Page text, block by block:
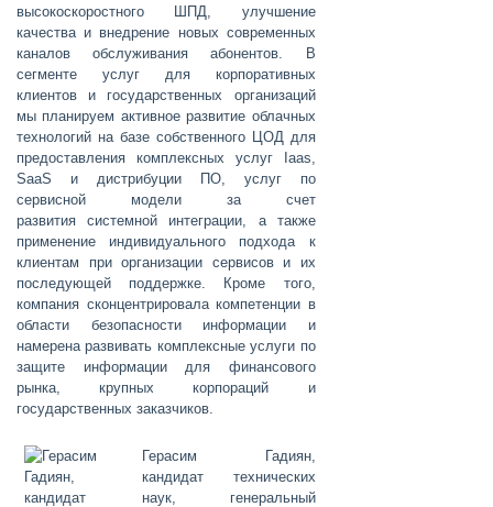
высокоскоростного ШПД, улучшение
качества и внедрение новых современных
каналов обслуживания абонентов. В
сегменте услуг для корпоративных
клиентов и государственных организаций
мы планируем активное развитие облачных
технологий на базе собственного ЦОД для
предоставления комплексных услуг Iaas,
SaaS и дистрибуции ПО, услуг по
сервисной модели за счет
развития системной интеграции, а также
применение индивидуального подхода к
клиентам при организации сервисов и их
последующей поддержке. Кроме того,
компания сконцентрировала компетенции в
области безопасности информации и
намерена развивать комплексные услуги по
защите информации для финансового
рынка, крупных корпораций и
государственных заказчиков.
Герасим Гадиян,
кандидат технических
наук, генеральный